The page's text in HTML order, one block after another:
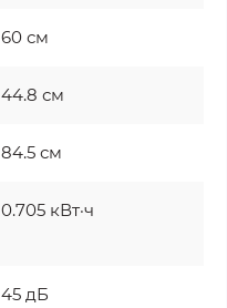
60 см
44.8 см
84.5 см
0.705 кВт·ч
45 дБ